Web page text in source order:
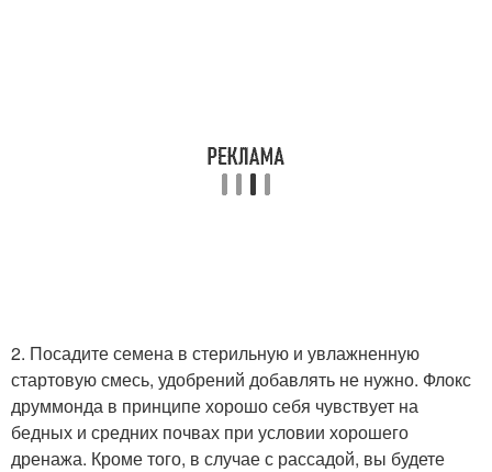
2. Посадите семена в стерильную и увлажненную
стартовую смесь, удобрений добавлять не нужно. Флокс
друммонда в принципе хорошо себя чувствует на
бедных и средних почвах при условии хорошего
дренажа. Кроме того, в случае с рассадой, вы будете